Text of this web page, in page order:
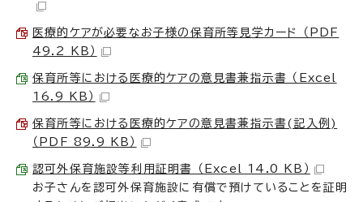
医療的ケアが必要なお子様の保育所等見学カード （PDF
49.2 KB）
保育所等における医療的ケアの意見書兼指示書 （Excel
16.9 KB）
保育所等における医療的ケアの意見書兼指示書(記入例)
（PDF 89.9 KB）
認可外保育施設等利用証明書 （Excel 14.0 KB）
お子さんを認可外保育施設に有償で預けていることを証明